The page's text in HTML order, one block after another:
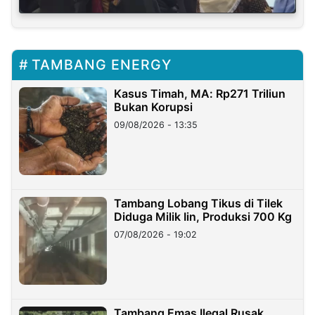
TAMBANG ENERGY
Kasus Timah, MA: Rp271 Triliun
Bukan Korupsi
09/08/2026 - 13:35
Tambang Lobang Tikus di Tilek
Diduga Milik Iin, Produksi 700 Kg
07/08/2026 - 19:02